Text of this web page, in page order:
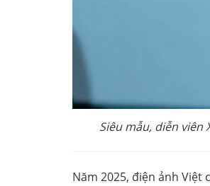
Siêu mẫu, diễn viên
Năm 2025, điện ảnh Việt